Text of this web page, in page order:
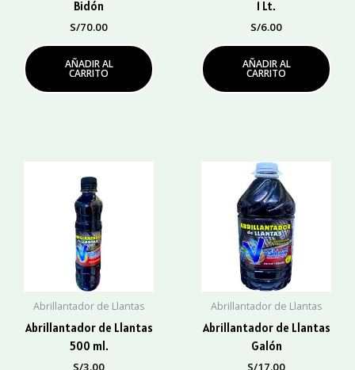
Bidón
S/70.00
AÑADIR AL
CARRITO
1 Lt.
S/6.00
AÑADIR AL
CARRITO
Abrillantador de Llantas
Abrillantador de Llantas
500 ml.
S/3.00
Abrillantador de Llantas
Abrillantador de Llantas
Galón
S/17.00